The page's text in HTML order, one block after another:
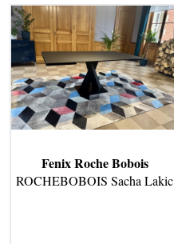
Fenix Roche Bobois
ROCHEBOBOIS Sacha Lakic